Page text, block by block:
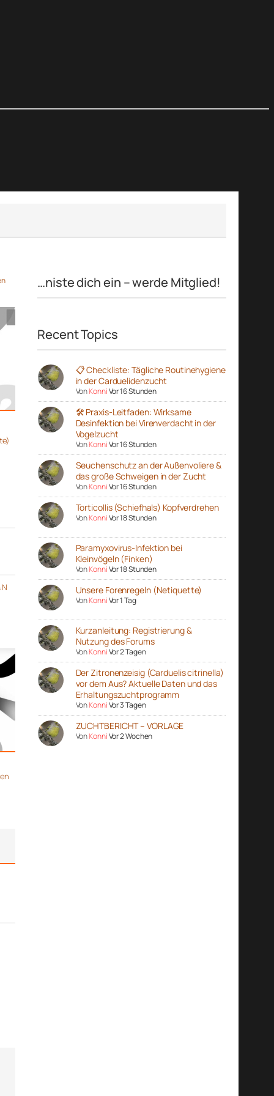
…niste dich ein – werde Mitglied!
Recent Topics
📋 Checkliste: Tägliche Routinehygiene
in der Carduelidenzucht
VonKonniVor 16 Stunden
🛠️ Praxis-Leitfaden: Wirksame
Desinfektion bei Virenverdacht in der
Vogelzucht
VonKonniVor 16 Stunden
Seuchenschutz an der Außenvoliere &
das große Schweigen in der Zucht
VonKonniVor 16 Stunden
Torticollis (Schiefhals) Kopfverdrehen
VonKonniVor 18 Stunden
Paramyxovirus-Infektion bei
Kleinvögeln (Finken)
VonKonniVor 18 Stunden
Unsere Forenregeln (Netiquette)
VonKonniVor 1 Tag
Kurzanleitung: Registrierung &
Nutzung des Forums
VonKonniVor 2 Tagen
Der Zitronenzeisig (Carduelis citrinella)
vor dem Aus? Aktuelle Daten und das
Erhaltungszuchtprogramm
VonKonniVor 3 Tagen
ZUCHTBERICHT – VORLAGE
VonKonniVor 2 Wochen